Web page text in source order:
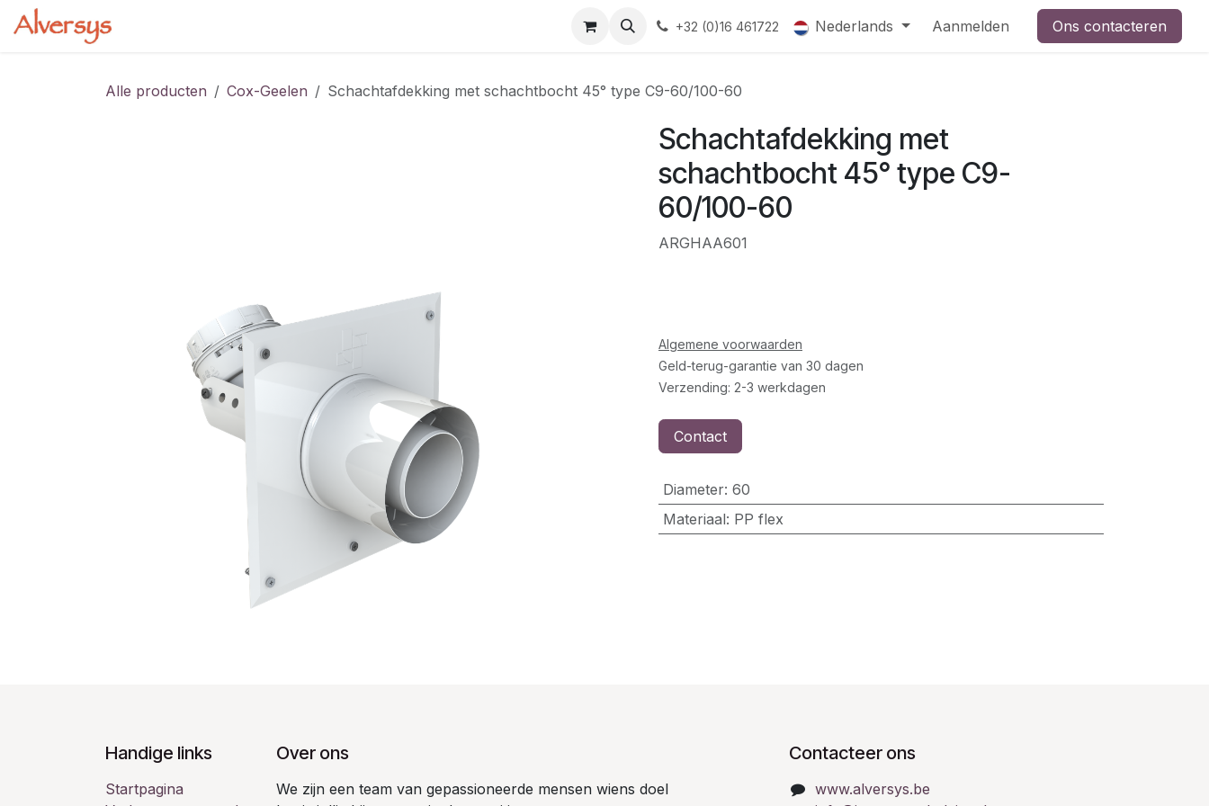
Overslaan naar inhoud
+32 (0)16 461722 Nederlands Aanmelden Ons contacteren
Alle producten Cox-Geelen Schachtafdekking met schachtbocht 45° type C9-60/100-60
Schachtafdekking met
schachtbocht 45° type C9-
60/100-60
ARGHAA601
Algemene voorwaarden
Geld-terug-garantie van 30 dagen
Verzending: 2-3 werkdagen
Contact
Diameter: 60
Materiaal: PP flex
Handige links
Startpagina
Over ons
We zijn een team van gepassioneerde mensen wiens doel
Contacteer ons
www.alversys.be